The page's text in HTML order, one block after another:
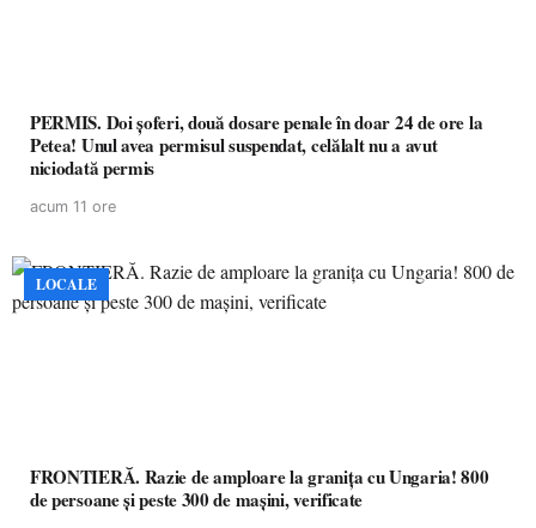
PERMIS. Doi șoferi, două dosare penale în doar 24 de ore la
Petea! Unul avea permisul suspendat, celălalt nu a avut
niciodată permis
acum 11 ore
LOCALE
FRONTIERĂ. Razie de amploare la granița cu Ungaria! 800
de persoane și peste 300 de mașini, verificate